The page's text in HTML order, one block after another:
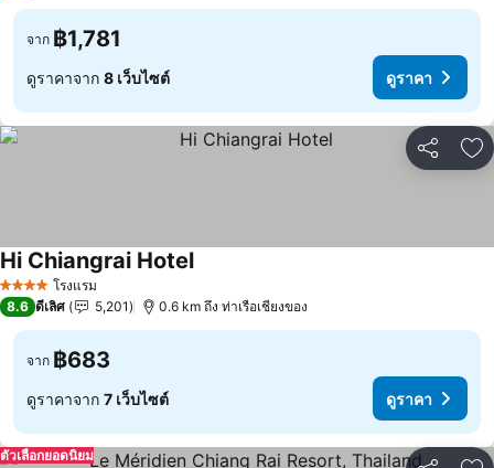
จาก ฿1,781
ดูราคาจาก 8 เว็บไซต์ ดูราคา
แชร์ เ
4 ดาว โรงแรม
Hi Chiangrai Hotel
8.6 ดีเลิศ 5,201 0.6 km ถึง ท่าเรือเชียงของ
จาก ฿683
ดูราคาจาก 7 เว็บไซต์ ดูราคา
ตัวเลือกยอดนิยม